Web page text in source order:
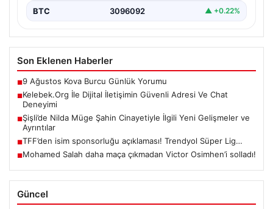
BTC 3096092 ▲ +0.22%
Son Eklenen Haberler
■9 Ağustos Kova Burcu Günlük Yorumu
■Kelebek.Org İle Dijital İletişimin Güvenli Adresi Ve Chat
Deneyimi
■Şişli’de Nilda Müge Şahin Cinayetiyle İlgili Yeni Gelişmeler ve
Ayrıntılar
■TFF’den isim sponsorluğu açıklaması! Trendyol Süper Lig…
■Mohamed Salah daha maça çıkmadan Victor Osimhen’i solladı!
Güncel